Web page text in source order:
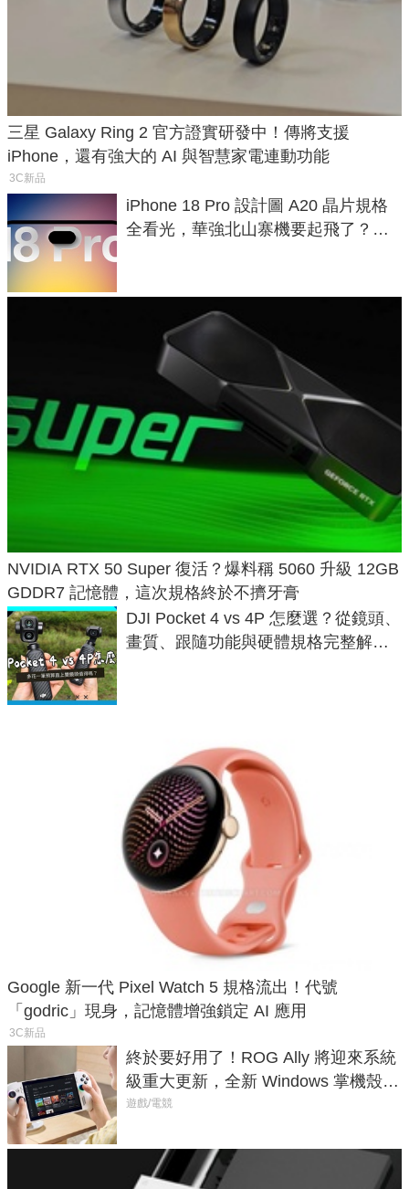
三星 Galaxy Ring 2 官方證實研發中！傳將支援
iPhone，還有強大的 AI 與智慧家電連動功能
3C新品
iPhone 18 Pro 設計圖 A20 晶片規格
全看光，華強北山寨機要起飛了？專
NVIDIA RTX 50 Super 復活？爆料稱 5060 升級 12GB
GDDR7 記憶體，這次規格終於不擠牙膏
DJI Pocket 4 vs 4P 怎麼選？從鏡頭、
畫質、跟隨功能與硬體規格完整解
Google 新一代 Pixel Watch 5 規格流出！代號
「godric」現身，記憶體增強鎖定 AI 應用
3C新品
終於要好用了！ROG Ally 將迎來系統
級重大更新，全新 Windows 掌機殼模
式讓操作就像 Xbox 一樣順暢
遊戲/電競